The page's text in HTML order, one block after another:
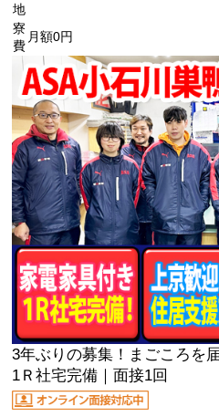
地
寮
費
月額0円
3年ぶりの募集！まごころを
1Ｒ社宅完備｜面接1回